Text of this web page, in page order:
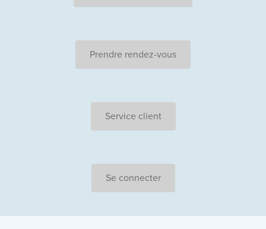
Prendre rendez-vous
Service client
Se connecter